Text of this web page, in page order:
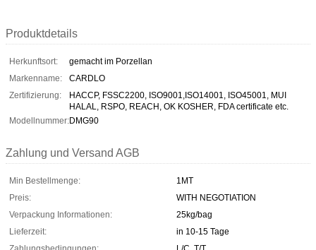
Produktdetails
Herkunftsort:
gemacht im Porzellan
Markenname:
CARDLO
Zertifizierung:
HACCP, FSSC2200, ISO9001,ISO14001, ISO45001, MUI
HALAL, RSPO, REACH, OK KOSHER, FDA certificate etc.
Modellnummer:DMG90
Zahlung und Versand AGB
Min Bestellmenge:
1MT
Preis:
WITH NEGOTIATION
Verpackung Informationen:
25kg/bag
Lieferzeit:
in 10-15 Tage